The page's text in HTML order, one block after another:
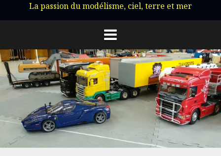
La passion du modélisme, ciel, terre et mer